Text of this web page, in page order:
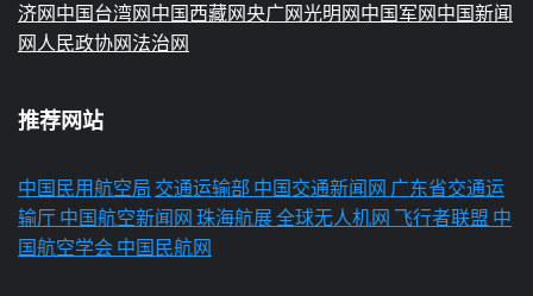
济网中国台湾网中国西藏网央广网光明网中国军网中国新闻
网 人民政协网法治网
推荐网站
中国民用航空局 交通运输部 中国交通新闻网 广东省交通运
输厅 中国航空新闻网 珠海航展全球无人机网 飞行者联盟 中
国航空学会 中国民航网